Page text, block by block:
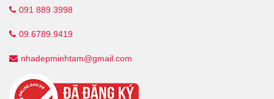
091 889 3998
09.6789.9419
nhadepminhtam@gmail.com